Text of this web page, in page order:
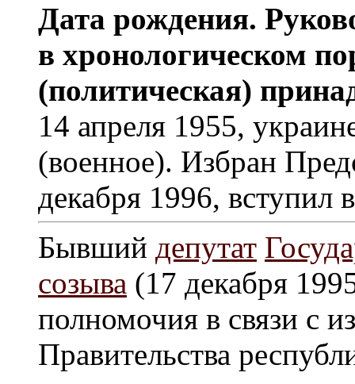
Дата рождения.
в хронологическом
(политическая)
14 апреля 1955,
(военное). Избран
декабря 1996, вступил
Бывший депутат
созыва (17 декабря
полномочия в связи с
Правительства